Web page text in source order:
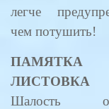
легче
чем потушить!
ЛИСТОВКА
Шалость